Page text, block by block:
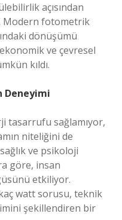
açısından
Modern fotometrik
dönüşümü
ve çevresel
kıldı.
Deneyimi
tasarrufu sağlamıyor,
niteliğini de
ve psikoloji
göre, insan
etkiliyor.
watt sorusu, teknik
şekillendiren bir